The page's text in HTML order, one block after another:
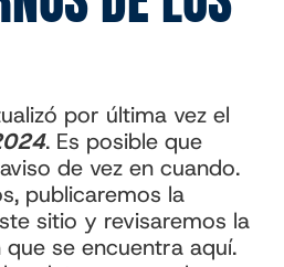
por última vez el
. Es posible que
de vez en cuando.
publicaremos la
sitio y revisaremos la
se encuentra aquí.